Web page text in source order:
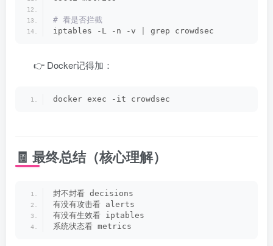
# 看是否拦截
iptables -L -n -v
grep crowdsec
👉 Docker记得加：
docker exec -it crowdsec
🧾 最终总结（核心理解）
封不封看 decisions
有没有攻击看 alerts
有没有生效看 iptables
系统状态看 metrics